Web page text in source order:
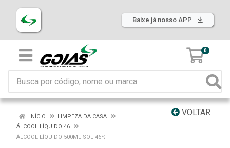
Baixe já nosso APP
0
VOLTAR
INÍCIO
LIMPEZA DA CASA
ÁLCOOL LÍQUIDO 46
ÁLCOOL LÍQUIDO 500ML SOL 46%